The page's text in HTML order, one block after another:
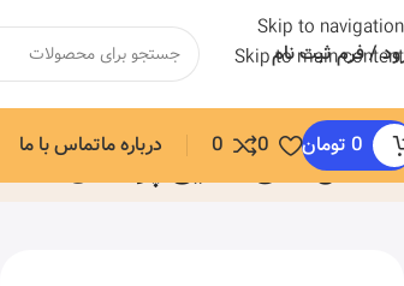
Skip to navigation
Skip to main content
/ فرم ثبت نام
0 تومان 0
0 درباره ماتماس با مامکمل های غذایی پرندگان